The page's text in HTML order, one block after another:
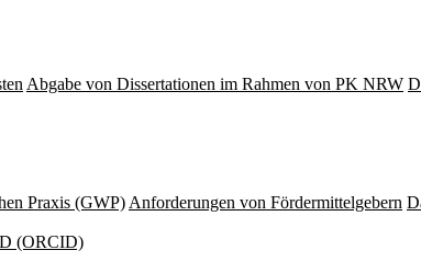
Abgabe von Dissertationen im Rahmen von PK NRW
Praxis (GWP) Anforderungen von Fördermittelgebern
(ORCID)